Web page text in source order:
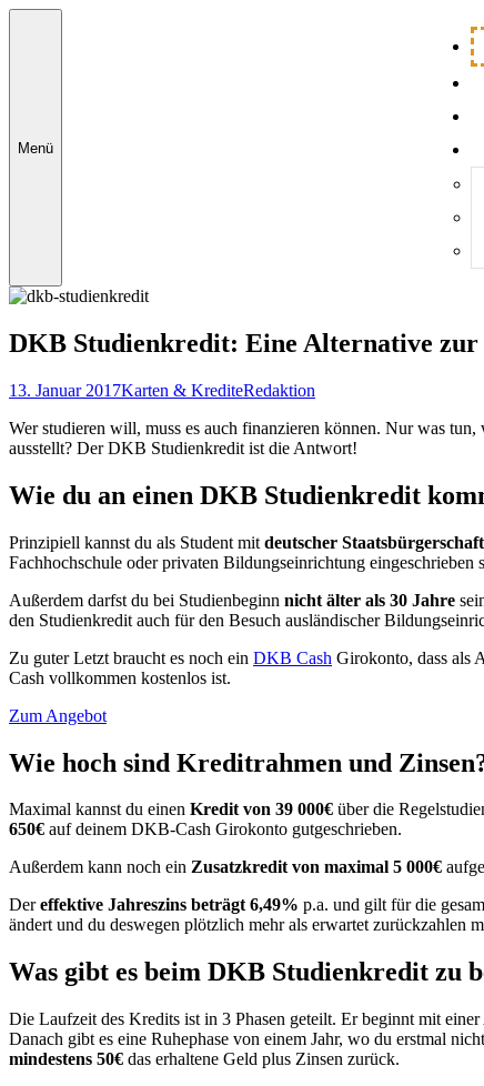
Studenten Girokonto
Menü
Zum
DKB Studienkredit: Eine Alternative
13. Januar 2017Karten & KrediteRedaktion
Wer studieren will, muss es auch finanzieren können. Nur was
ausstellt? Der DKB Studienkredit ist die Antwort!
Wie du an einen DKB Studienkredit
Prinzipiell kannst du als Student mit deutscher Staatsbürgerschaft
Fachhochschule oder privaten Bildungseinrichtung
Außerdem darfst du bei Studienbeginn nicht älter als 30 Jahre
den Studienkredit auch für den Besuch ausländischer
Zu guter Letzt braucht es noch ein DKB Cash Girokonto, dass als
Cash vollkommen kostenlos ist.
Zum Angebot
Wie hoch sind Kreditrahmen und
Maximal kannst du einen Kredit von 39 000€ über die
650€ auf deinem DKB-Cash Girokonto gutgeschrieben.
Außerdem kann noch ein Zusatzkredit von maximal 5 000€
Dereffektive Jahreszins beträgt 6,49% p.a. und gilt für die
ändert und du deswegen plötzlich mehr als erwartet zurückzahlen
Was gibt es beim DKB Studienkredit zu
Die Laufzeit des Kredits ist in 3 Phasen geteilt. Er beginnt mit
Danach gibt es eine Ruhephase von einem Jahr, wo du erstmal
mindestens 50€ das erhaltene Geld plus Zinsen zurück.